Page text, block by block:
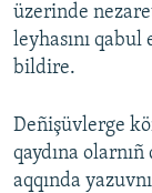
SÜRET
BLOGLAR
Русский
üzerinde
leyhasını
bildire.
Deñişüvlerge
qaydına olarnıñ
aqqında